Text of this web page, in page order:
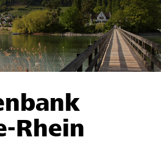
organisations
maintenant
Rhein